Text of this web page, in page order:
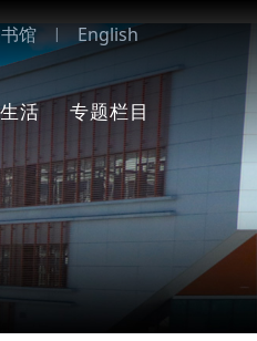
馆 | English
活
心理咨询
心理测试
图书推荐
上网指南
网络设置
学生党建活动
后勤服务
专题栏目
深入贯彻中央
八项规定精神
学习教育
党纪学习教育
清廉校